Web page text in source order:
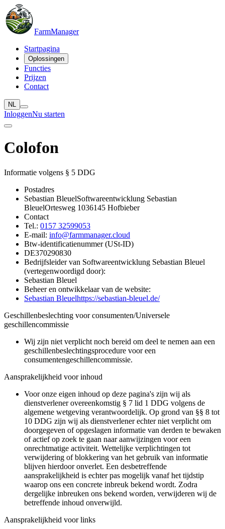
FarmManager
Startpagina
Oplossingen
Functies
Prijzen
Contact
NL
InloggenNu starten
Colofon
Informatie volgens § 5 DDG
Postadres
Sebastian BleuelSoftwareentwicklung Sebastian
BleuelOrtesweg 1036145 Hofbieber
Contact
Tel.: 0157 32599053
E-mail: info@farmmanager.cloud
Btw-identificatienummer (USt-ID)
DE370290830
Bedrijfsleider van Softwareentwicklung Sebastian Bleuel
(vertegenwoordigd door):
Sebastian Bleuel
Beheer en ontwikkelaar van de website:
Sebastian Bleuelhttps://sebastian-bleuel.de/
Geschillenbeslechting voor consumenten/Universele
geschillencommissie
Wij zijn niet verplicht noch bereid om deel te nemen aan een
geschillenbeslechtingsprocedure voor een
consumentengeschillencommissie.
Aansprakelijkheid voor inhoud
Voor onze eigen inhoud op deze pagina's zijn wij als
dienstverlener overeenkomstig § 7 lid 1 DDG volgens de
algemene wetgeving verantwoordelijk. Op grond van §§ 8 tot
10 DDG zijn wij als dienstverlener echter niet verplicht om
doorgegeven of opgeslagen informatie van derden te bewaken
of actief op zoek te gaan naar aanwijzingen voor een
onrechtmatige activiteit. Wettelijke verplichtingen tot
verwijdering of blokkering van het gebruik van informatie
blijven hierdoor onverlet. Een desbetreffende
aansprakelijkheid is echter pas mogelijk vanaf het tijdstip
waarop ons een concrete inbreuk bekend wordt. Zodra
dergelijke inbreuken ons bekend worden, verwijderen wij de
betreffende inhoud onverwijld.
Aansprakelijkheid voor links